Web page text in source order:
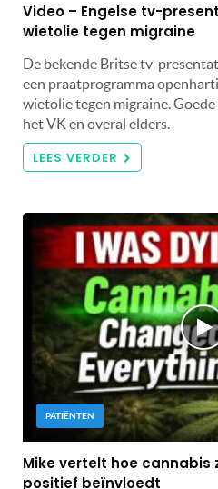
Video – Engelse tv-
wietolie tegen migraine
De bekende Britse tv-
een praatprogramma
wietolie tegen migraine.
het VK en overal elders.
LEES VERDER
PATIËNTEN
Mike vertelt hoe cannabis
positief beïnvloedt